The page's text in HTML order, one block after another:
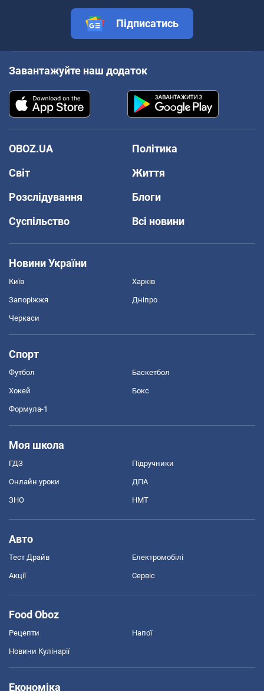
Підписатись
Завантажуйте наш додаток
OBOZ.UA
Політика
Світ
Життя
Розслідування
Блоги
Суспільство
Всі новини
Новини України
Київ Харків
Запоріжжя Дніпро
Черкаси
Спорт
Футбол Баскетбол
Хокей Бокс
Формула-1
Моя школа
ГДЗ Підручники
Онлайн уроки ДПА
ЗНО НМТ
Авто
Тест Драйв Електромобілі
Акції Сервіс
Food Oboz
Рецепти Напої
Новини Кулінарії
Економіка